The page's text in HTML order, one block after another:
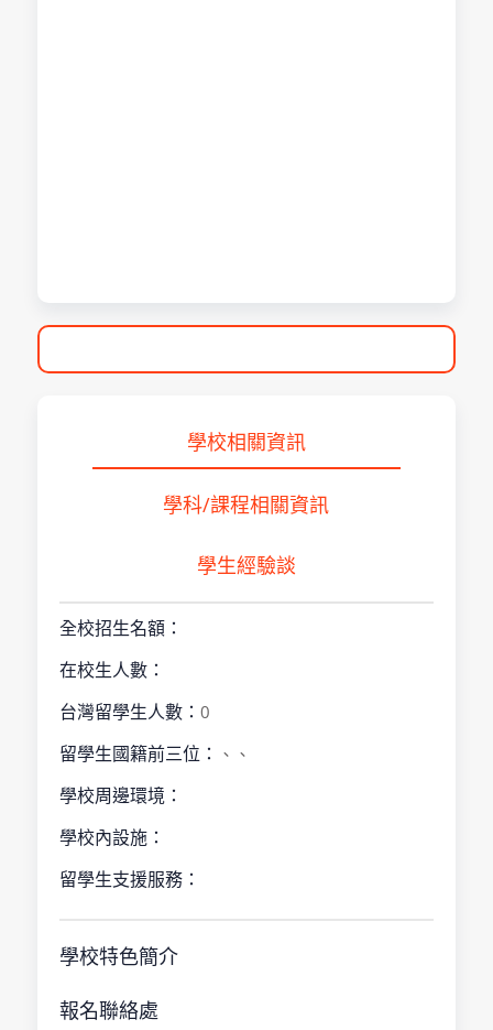
學校相關資訊
學科/課程相關資訊
學生經驗談
全校招生名額：
在校生人數：
台灣留學生人數： 0
留學生國籍前三位： 、、
學校周邊環境：
學校內設施：
留學生支援服務：
學校特色簡介
報名聯絡處